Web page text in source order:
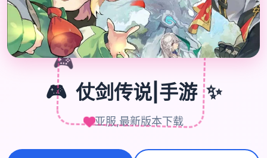
🎮
🎮 仗剑传说|手游 ✨
亚服,最新版本下载